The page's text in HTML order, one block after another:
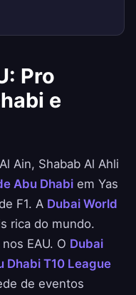
Pro
e
Ain, Shabab Al Ahli
Abu Dhabi em Yas
F1. A Dubai World
rica do mundo.
EAU. O Dubai
Dhabi T10 League
de eventos